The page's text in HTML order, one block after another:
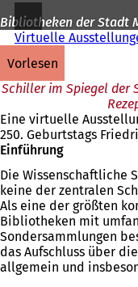
Bibliotheken der Stadt
Virtuelle
vorlesen
Schiller im Spiegel der
Eine virtuelle
250. Geburtstags
Einführung
Die Wissenschaftliche
keine der zentralen
Als eine der größten
Bibliotheken mit
Sondersammlungen
das Aufschluss über
allgemein und